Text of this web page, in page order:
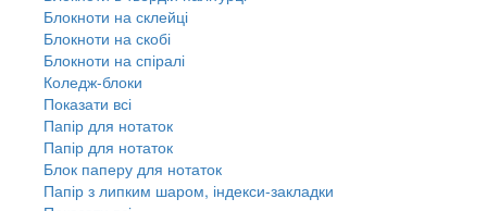
Блокноти на склейці
Блокноти на скобі
Блокноти на спіралі
Коледж-блоки
Показати всі
Папір для нотаток
Папір для нотаток
Блок паперу для нотаток
Папір з липким шаром, індекси-закладки